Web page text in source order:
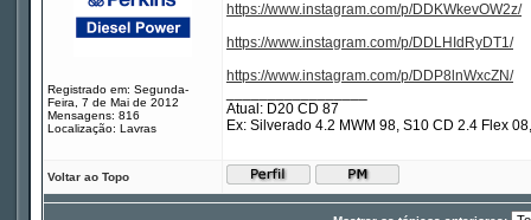
Registrado em: Segunda-
Feira, 7 de Mai de 2012
Mensagens: 816
Localização: Lavras
https://www.instagram.com/p/DDKWkevOW2z/
https://www.instagram.com/p/DDLHIdRyDT1/
https://www.instagram.com/p/DDP8lnWxcZN/
Atual: D20 CD 87
Ex: Silverado 4.2 MWM 98, S10 CD 2.4 Flex
Voltar ao Topo